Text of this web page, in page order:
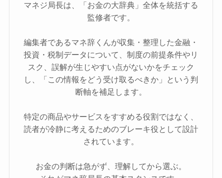
マネジ局長は、「お金の大辞典」全体を統括する
監修者です。
編集者であるマネ辞くんが収集・整理した金融・
投資・税制データについて、制度の前提条件やリ
スク、誤解が生じやすい点がないかをチェック
し、「この情報をどう受け取るべきか」という判
断軸を補足します。
特定の商品やサービスをすすめる役割ではなく、
読者が冷静に考えるためのブレーキ役として設計
されています。
お金の判断は急がず、理解してから選ぶ。